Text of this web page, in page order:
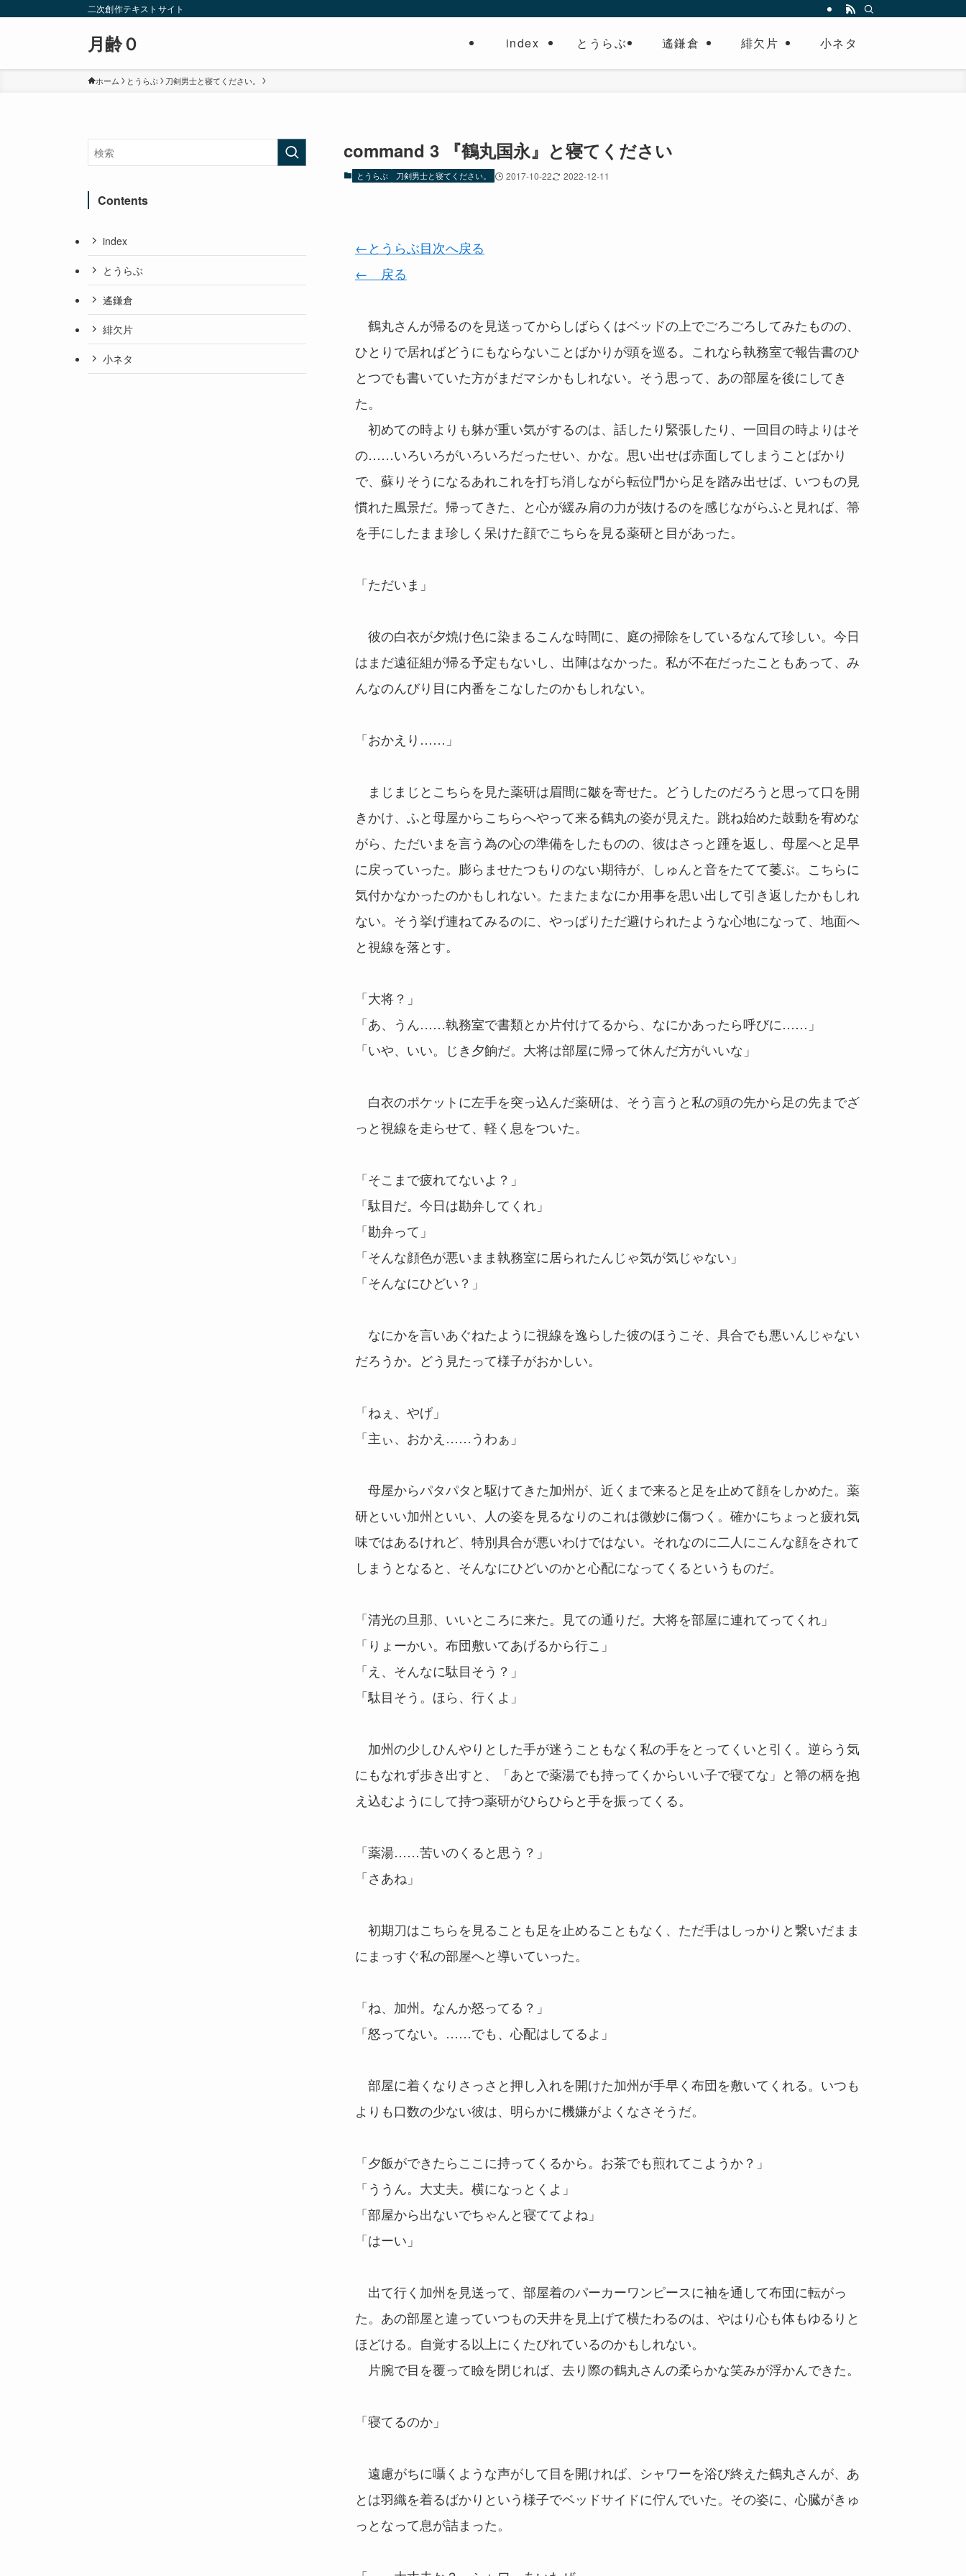
二次創作テキストサイト
月齢０ index とうらぶ 遙鎌倉 緋欠片 小ネタ
ホーム とうらぶ 刀剣男士と寝てください。
command 3 『鶴丸国永』と寝てください
とうらぶ 刀剣男士と寝てください。 2017-10-22 2022-12-11
←とうらぶ目次へ戻る
← 戻る
鶴丸さんが帰るのを見送ってからしばらくはベッドの上でごろごろしてみたものの、
ひとりで居ればどうにもならないことばかりが頭を巡る。これなら執務室で報告書のひ
とつでも書いていた方がまだマシかもしれない。そう思って、あの部屋を後にしてき
た。
初めての時よりも躰が重い気がするのは、話したり緊張したり、一回目の時よりはそ
の……いろいろがいろいろだったせい、かな。思い出せば赤面してしまうことばかり
で、蘇りそうになるあれこれを打ち消しながら転位門から足を踏み出せば、いつもの見
慣れた風景だ。帰ってきた、と心が緩み肩の力が抜けるのを感じながらふと見れば、箒
を手にしたまま珍しく呆けた顔でこちらを見る薬研と目があった。
「ただいま」
彼の白衣が夕焼け色に染まるこんな時間に、庭の掃除をしているなんて珍しい。今日
はまだ遠征組が帰る予定もないし、出陣はなかった。私が不在だったこともあって、み
んなのんびり目に内番をこなしたのかもしれない。
「おかえり……」
まじまじとこちらを見た薬研は眉間に皺を寄せた。どうしたのだろうと思って口を開
きかけ、ふと母屋からこちらへやって来る鶴丸の姿が見えた。跳ね始めた鼓動を宥めな
がら、ただいまを言う為の心の準備をしたものの、彼はさっと踵を返し、母屋へと足早
に戻っていった。膨らませたつもりのない期待が、しゅんと音をたてて萎ぶ。こちらに
気付かなかったのかもしれない。たまたまなにか用事を思い出して引き返したかもしれ
ない。そう挙げ連ねてみるのに、やっぱりただ避けられたような心地になって、地面へ
と視線を落とす。
「大将？」
「あ、うん……執務室で書類とか片付けてるから、なにかあったら呼びに……」
「いや、いい。じき夕餉だ。大将は部屋に帰って休んだ方がいいな」
白衣のポケットに左手を突っ込んだ薬研は、そう言うと私の頭の先から足の先までざ
っと視線を走らせて、軽く息をついた。
「そこまで疲れてないよ？」
「駄目だ。今日は勘弁してくれ」
「勘弁って」
「そんな顔色が悪いまま執務室に居られたんじゃ気が気じゃない」
「そんなにひどい？」
なにかを言いあぐねたように視線を逸らした彼のほうこそ、具合でも悪いんじゃない
だろうか。どう見たって様子がおかしい。
「ねぇ、やげ」
「主ぃ、おかえ……うわぁ」
母屋からパタパタと駆けてきた加州が、近くまで来ると足を止めて顔をしかめた。薬
研といい加州といい、人の姿を見るなりのこれは微妙に傷つく。確かにちょっと疲れ気
味ではあるけれど、特別具合が悪いわけではない。それなのに二人にこんな顔をされて
しまうとなると、そんなにひどいのかと心配になってくるというものだ。
「清光の旦那、いいところに来た。見ての通りだ。大将を部屋に連れてってくれ」
「りょーかい。布団敷いてあげるから行こ」
「え、そんなに駄目そう？」
「駄目そう。ほら、行くよ」
加州の少しひんやりとした手が迷うこともなく私の手をとってくいと引く。逆らう気
にもなれず歩き出すと、「あとで薬湯でも持ってくからいい子で寝てな」と箒の柄を抱
え込むようにして持つ薬研がひらひらと手を振ってくる。
「薬湯……苦いのくると思う？」
「さあね」
初期刀はこちらを見ることも足を止めることもなく、ただ手はしっかりと繋いだまま
にまっすぐ私の部屋へと導いていった。
「ね、加州。なんか怒ってる？」
「怒ってない。……でも、心配はしてるよ」
部屋に着くなりさっさと押し入れを開けた加州が手早く布団を敷いてくれる。いつも
よりも口数の少ない彼は、明らかに機嫌がよくなさそうだ。
「夕飯ができたらここに持ってくるから。お茶でも煎れてこようか？」
「ううん。大丈夫。横になっとくよ」
「部屋から出ないでちゃんと寝ててよね」
「はーい」
出て行く加州を見送って、部屋着のパーカーワンピースに袖を通して布団に転がっ
た。あの部屋と違っていつもの天井を見上げて横たわるのは、やはり心も体もゆるりと
ほどける。自覚する以上にくたびれているのかもしれない。
片腕で目を覆って瞼を閉じれば、去り際の鶴丸さんの柔らかな笑みが浮かんできた。
「寝てるのか」
遠慮がちに囁くような声がして目を開ければ、シャワーを浴び終えた鶴丸さんが、あ
とは羽織を着るばかりという様子でベッドサイドに佇んでいた。その姿に、心臓がきゅ
っとなって息が詰まった。
Contents
index
とうらぶ
遙鎌倉
緋欠片
小ネタ